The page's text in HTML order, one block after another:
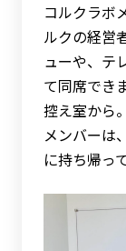
コルクラボ
ルクの経営
ューや、テ
て同席でき
控え室から。
メンバーは
に持ち帰っ